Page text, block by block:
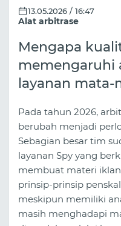
Alat arbitrase
13.05.2026 / 16:47
Mengapa
memengaruhi
layanan mata-
Pada tahun 2026,
berubah menjadi
Sebagian besar tim
layanan Spy yang
membuat materi
prinsip-prinsip
meskipun memiliki
masih menghadapi